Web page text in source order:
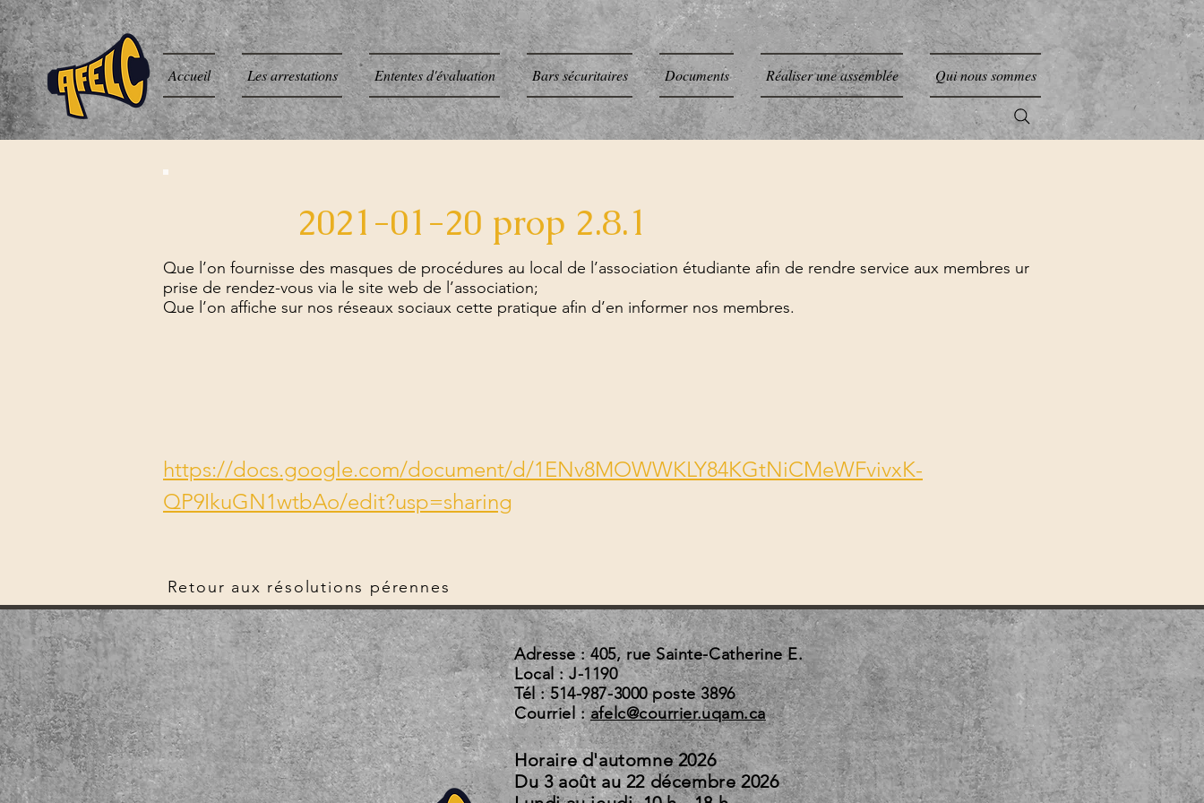
Accueil Les arrestations Ententes d'évaluation Bars sécuritaires Documents Réaliser une assemblée Qui nous sommes
2021-01-20 prop 2.8.1
Que l’on fournisse des masques de procédures au local de l’association étudiante afin de rendre service aux membres ur
prise de rendez-vous via le site web de l’association;
Que l’on affiche sur nos réseaux sociaux cette pratique afin d’en informer nos membres.
https://docs.google.com/document/d/1ENv8MOWWKLY84KGtNiCMeWFvivxK-
QP9IkuGN1wtbAo/edit?usp=sharing
Retour aux résolutions pérennes
Adresse : 405, rue Sainte-Catherine E.
Local : J-1190
Tél : 514-987-3000 poste 3896
Courriel :afelc@courrier.uqam.ca
Horaire d'automne 2026
Du 3 août au 22 décembre 2026